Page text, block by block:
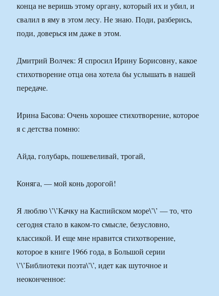
конца не веришь этому органу, который их и убил, и
свалил в яму в этом лесу. Не знаю. Поди, разберись,
поди, доверься им даже в этом.
Дмитрий Волчек: Я спросил Ирину Борисовну, какое
стихотворение отца она хотела бы услышать в нашей
передаче.
Ирина Басова: Очень хорошее стихотворение, которое
я с детства помню:
Айда, голубарь, пошевеливай, трогай,
Коняга, — мой конь дорогой!
Я люблю \’\’Качку на Каспийском море\’\’ — то, что
сегодня стало в каком-то смысле, безусловно,
классикой. И еще мне нравится стихотворение,
которое в книге 1966 года, в Большой серии
\’\’Библиотеки поэта\’\’, идет как шуточное и
неоконченное: